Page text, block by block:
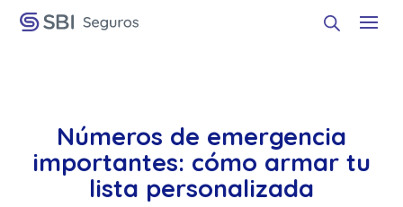
Números de emergencia
importantes: cómo armar tu
lista personalizada